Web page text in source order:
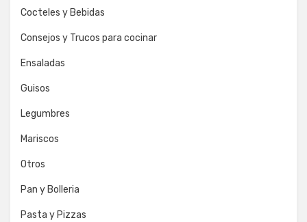
Cocteles y Bebidas
Consejos y Trucos para cocinar
Ensaladas
Guisos
Legumbres
Mariscos
Otros
Pan y Bolleria
Pasta y Pizzas